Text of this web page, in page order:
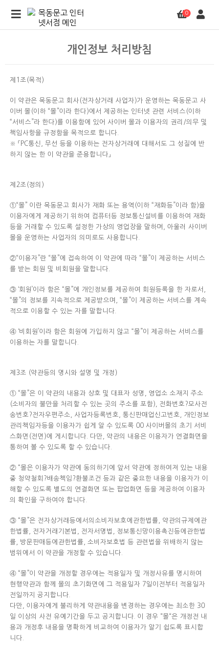
0
개인정보 처리방침
제1조(목적)
이 약관은 목동문고 회사(전자상거래 사업자)가 운영하는 목동문고 사
이버 몰(이하 “몰”이라 한다)에서 제공하는 인터넷 관련 서비스(이하
“서비스”라 한다)를 이용함에 있어 사이버 몰과 이용자의 권리/의무 및
책임사항을 규정함을 목적으로 합니다.
※ 「PC통신, 무선 등을 이용하는 전자상거래에 대해서도 그 성질에 반
하지 않는 한 이 약관을 준용합니다」
제2조(정의)
①“몰” 이란 목동문고 회사가 재화 또는 용역(이하 “재화등”이라 함)을
이용자에게 제공하기 위하여 컴퓨터등 정보통신설비를 이용하여 재화
등을 거래할 수 있도록 설정한 가상의 영업장을 말하며, 아울러 사이버
몰을 운영하는 사업자의 의미로도 사용합니다.
②“이용자”란 “몰”에 접속하여 이 약관에 따라 “몰”이 제공하는 서비스
를 받는 회원 및 비회원을 말합니다.
③ ‘회원’이라 함은 “몰”에 개인정보를 제공하여 회원등록을 한 자로서,
“몰”의 정보를 지속적으로 제공받으며, “몰”이 제공하는 서비스를 계속
적으로 이용할 수 있는 자를 말합니다.
④ ‘비회원’이라 함은 회원에 가입하지 않고 “몰”이 제공하는 서비스를
이용하는 자를 말합니다.
제3조 (약관등의 명시와 설명 및 개정)
① “몰”은 이 약관의 내용과 상호 및 대표자 성명, 영업소 소재지 주소
(소비자의 불만을 처리할 수 있는 곳의 주소를 포함), 전화번호?모사전
송번호?전자우편주소, 사업자등록번호, 통신판매업신고번호, 개인정보
관리책임자등을 이용자가 쉽게 알 수 있도록 00 사이버몰의 초기 서비
스화면(전면)에 게시합니다. 다만, 약관의 내용은 이용자가 연결화면을
통하여 볼 수 있도록 할 수 있습니다.
② “몰은 이용자가 약관에 동의하기에 앞서 약관에 정하여져 있는 내용
중 청약철회?배송책임?환불조건 등과 같은 중요한 내용을 이용자가 이
해할 수 있도록 별도의 연결화면 또는 팝업화면 등을 제공하여 이용자
의 확인을 구하여야 합니다.
③ “몰”은 전자상거래등에서의소비자보호에관한법률, 약관의규제에관
한법률, 전자거래기본법, 전자서명법, 정보통신망이용촉진등에관한법
률, 방문판매등에관한법률, 소비자보호법 등 관련법을 위배하지 않는
범위에서 이 약관을 개정할 수 있습니다.
④ “몰”이 약관을 개정할 경우에는 적용일자 및 개정사유를 명시하여
현행약관과 함께 몰의 초기화면에 그 적용일자 7일이전부터 적용일자
전일까지 공지합니다.
다만, 이용자에게 불리하게 약관내용을 변경하는 경우에는 최소한 30
일 이상의 사전 유예기간을 두고 공지합니다. 이 경우 "몰“은 개정전 내
용과 개정후 내용을 명확하게 비교하여 이용자가 알기 쉽도록 표시합
니다.